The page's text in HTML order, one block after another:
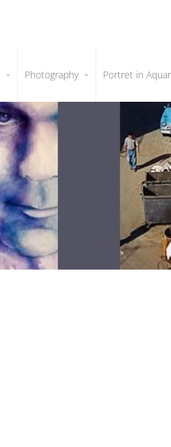
Photography Portret in